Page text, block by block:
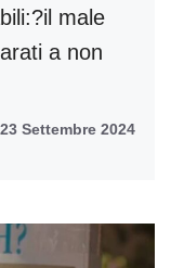
male
a non
23 Settembre 2024